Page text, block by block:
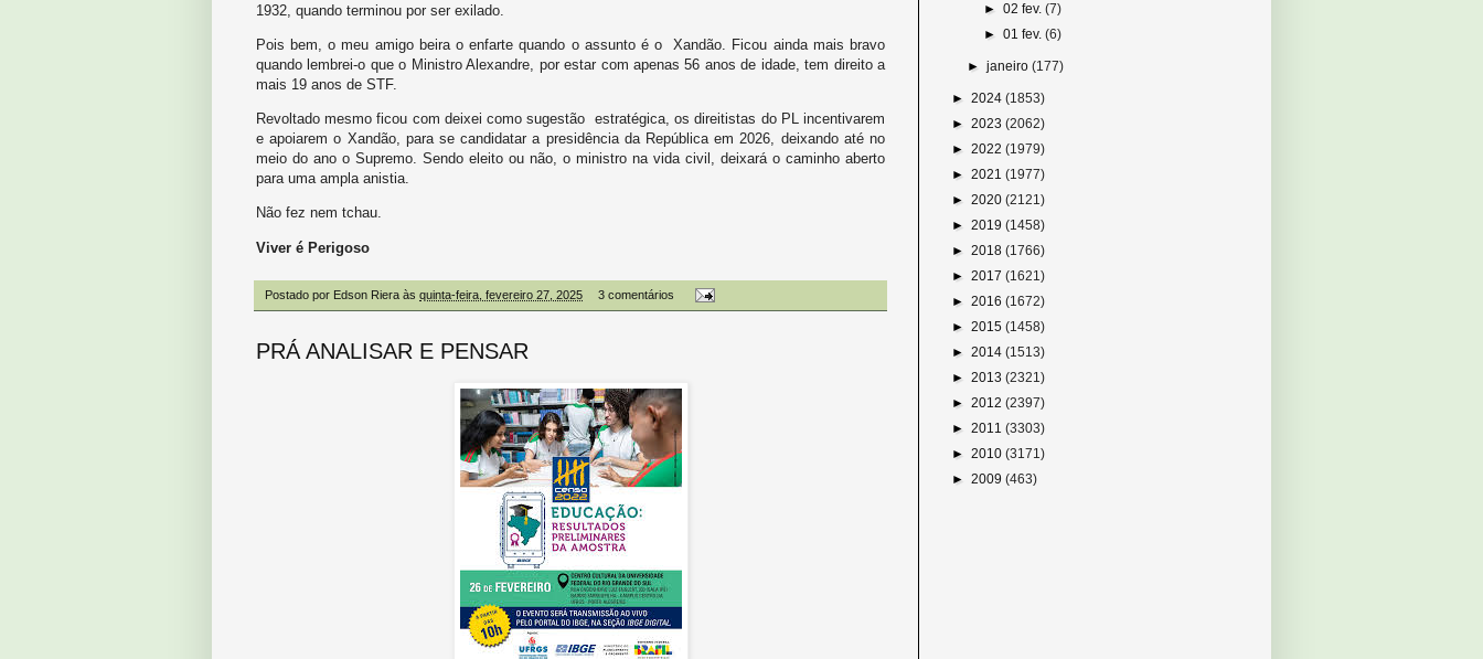
1932, quando terminou por ser exilado.
Pois bem, o meu amigo beira o enfarte quando o assunto é o Xandão. Ficou ainda mais bravo
quando lembrei-o que o Ministro Alexandre, por estar com apenas 56 anos de idade, tem direito a
mais 19 anos de STF.
Revoltado mesmo ficou com deixei como sugestão estratégica, os direitistas do PL incentivarem
e apoiarem o Xandão, para se candidatar a presidência da República em 2026, deixando até no
meio do ano o Supremo. Sendo eleito ou não, o ministro na vida civil, deixará o caminho aberto
para uma ampla anistia.
Não fez nem tchau.
Viver é Perigoso
Postado por Edson Riera às quinta-feira, fevereiro 27, 2025 3 comentários
PRÁ ANALISAR E PENSAR
► 02 fev. (7)
► 01 fev. (6)
►janeiro(177)
► 2024 (1853)
► 2023 (2062)
► 2022 (1979)
► 2021 (1977)
► 2020 (2121)
► 2019 (1458)
► 2018 (1766)
► 2017 (1621)
► 2016 (1672)
► 2015 (1458)
► 2014 (1513)
► 2013 (2321)
► 2012 (2397)
► 2011 (3303)
► 2010 (3171)
► 2009 (463)